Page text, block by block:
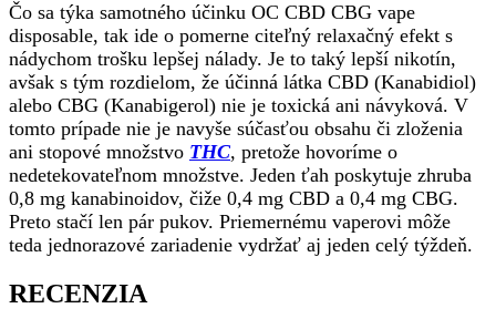
Čo sa týka samotného účinku OC CBD CBG vape
disposable, tak ide o pomerne citeľný relaxačný efekt s
nádychom trošku lepšej nálady. Je to taký lepší nikotín,
avšak s tým rozdielom, že účinná látka CBD (Kanabidiol)
alebo CBG (Kanabigerol) nie je toxická ani návyková. V
tomto prípade nie je navyše súčasťou obsahu či zloženia
ani stopové množstvo THC, pretože hovoríme o
nedetekovateľnom množstve. Jeden ťah poskytuje zhruba
0,8 mg kanabinoidov, čiže 0,4 mg CBD a 0,4 mg CBG.
Preto stačí len pár pukov. Priemernému vaperovi môže
teda jednorazové zariadenie vydržať aj jeden celý týždeň.
RECENZIA